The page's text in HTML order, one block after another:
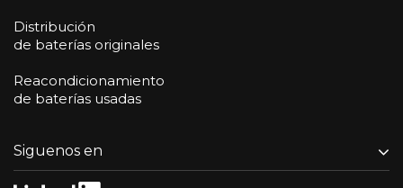
Distribución
de baterías originales
Reacondicionamiento
de baterías usadas
Siguenos en